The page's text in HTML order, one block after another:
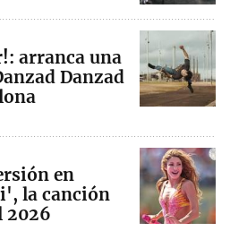
arranca una
Danzad
en
la canción
2026